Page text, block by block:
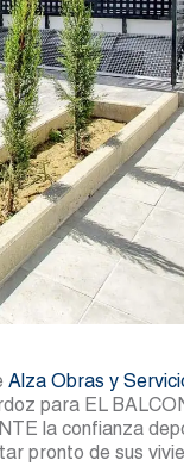
Alza Obras y
para EL
la confianza
pronto de sus